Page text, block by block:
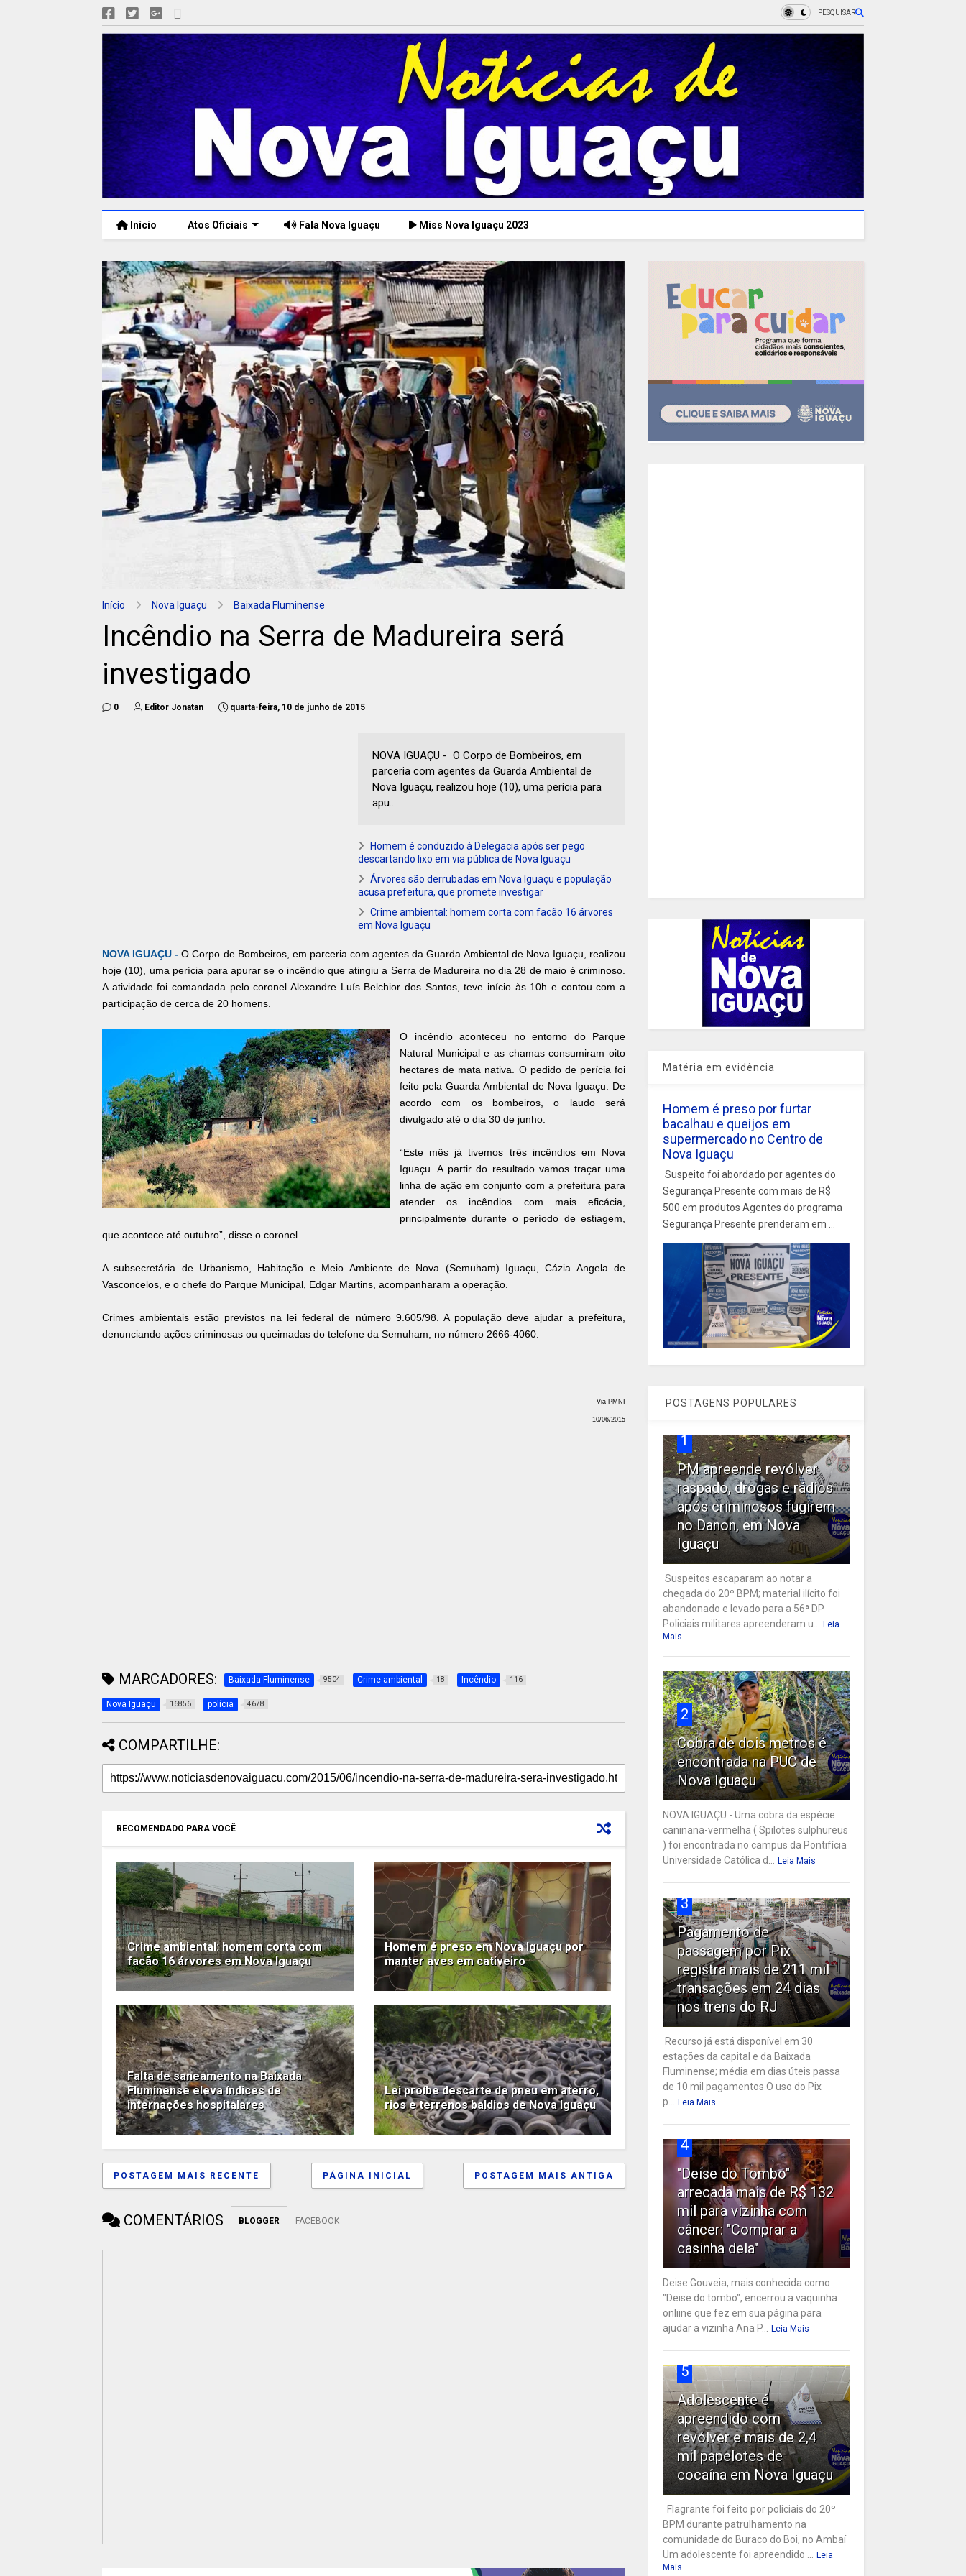
PESQUISAR
Início Atos Oficiais Fala Nova Iguaçu Miss Nova Iguaçu 2023
Início Nova Iguaçu Baixada Fluminense
Incêndio na Serra de Madureira será
investigado
0 Editor Jonatan quarta-feira, 10 de junho de 2015
NOVA IGUAÇU - O Corpo de Bombeiros, em
parceria com agentes da Guarda Ambiental de
Nova Iguaçu, realizou hoje (10), uma perícia para
apu...
Homem é conduzido à Delegacia após ser pego
descartando lixo em via pública de Nova Iguaçu
Árvores são derrubadas em Nova Iguaçu e população
acusa prefeitura, que promete investigar
Crime ambiental: homem corta com facão 16 árvores
em Nova Iguaçu
NOVA IGUAÇU -O Corpo de Bombeiros, em parceria com agentes da Guarda Ambiental de Nova Iguaçu, realizou
hoje (10), uma perícia para apurar se o incêndio que atingiu a Serra de Madureira no dia 28 de maio é criminoso.
A atividade foi comandada pelo coronel Alexandre Luís Belchior dos Santos, teve início às 10h e contou com a
participação de cerca de 20 homens.
O incêndio aconteceu no entorno do Parque
Natural Municipal e as chamas consumiram oito
hectares de mata nativa. O pedido de perícia foi
feito pela Guarda Ambiental de Nova Iguaçu. De
acordo com os bombeiros, o laudo será
divulgado até o dia 30 de junho.
“Este mês já tivemos três incêndios em Nova
Iguaçu. A partir do resultado vamos traçar uma
linha de ação em conjunto com a prefeitura para
atender os incêndios com mais eficácia,
principalmente durante o período de estiagem,
que acontece até outubro”, disse o coronel.
A subsecretária de Urbanismo, Habitação e Meio Ambiente de Nova (Semuham) Iguaçu, Cázia Angela de
Vasconcelos, e o chefe do Parque Municipal, Edgar Martins, acompanharam a operação.
Crimes ambientais estão previstos na lei federal de número 9.605/98. A população deve ajudar a prefeitura,
denunciando ações criminosas ou queimadas do telefone da Semuham, no número 2666-4060.
Via PMNI
10/06/2015
MARCADORES: Baixada Fluminense 9504 Crime ambiental 18 Incêndio 116
Nova Iguaçu 16856 polícia 4678
COMPARTILHE:
RECOMENDADO PARA VOCÊ
Crime ambiental: homem corta com
facão 16 árvores em Nova Iguaçu
Homem é preso em Nova Iguaçu por
manter aves em cativeiro
Falta de saneamento na Baixada
Fluminense eleva índices de
internações hospitalares
Lei proíbe descarte de pneu em aterro,
rios e terrenos baldios de Nova Iguaçu
POSTAGEM MAIS RECENTE POSTAGEM MAIS ANTIGA
PÁGINA INICIAL
COMENTÁRIOS BLOGGER FACEBOOK
Matéria em evidência
Homem é preso por furtar
bacalhau e queijos em
supermercado no Centro de
Nova Iguaçu
Suspeito foi abordado por agentes do
Segurança Presente com mais de R$
500 em produtos Agentes do programa
Segurança Presente prenderam em ...
POSTAGENS POPULARES
1
PM apreende revólver
raspado, drogas e rádios
após criminosos fugirem
no Danon, em Nova
Iguaçu
Suspeitos escaparam ao notar a
chegada do 20º BPM; material ilícito foi
abandonado e levado para a 56ª DP
Policiais militares apreenderam u...
Leia
Mais
2
Cobra de dois metros é
encontrada na PUC de
Nova Iguaçu
NOVA IGUAÇU - Uma cobra da espécie
caninana-vermelha ( Spilotes sulphureus
) foi encontrada no campus da Pontifícia
Universidade Católica d...
Leia Mais
3
Pagamento de
passagem por Pix
registra mais de 211 mil
transações em 24 dias
nos trens do RJ
Recurso já está disponível em 30
estações da capital e da Baixada
Fluminense; média em dias úteis passa
de 10 mil pagamentos O uso do Pix
p...
Leia Mais
4
"Deise do Tombo"
arrecada mais de R$ 132
mil para vizinha com
câncer: "Comprar a
casinha dela"
Deise Gouveia, mais conhecida como
"Deise do tombo", encerrou a vaquinha
onliine que fez em sua página para
ajudar a vizinha Ana P...
Leia Mais
5
Adolescente é
apreendido com
revólver e mais de 2,4
mil papelotes de
cocaína em Nova Iguaçu
Flagrante foi feito por policiais do 20º
BPM durante patrulhamento na
comunidade do Buraco do Boi, no Ambaí
Um adolescente foi apreendido ...
Leia
Mais